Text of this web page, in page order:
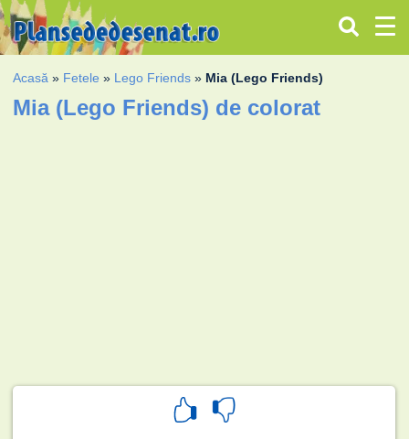
Acasă » Fetele » Lego Friends » Mia (Lego Friends)
Mia (Lego Friends) de colorat